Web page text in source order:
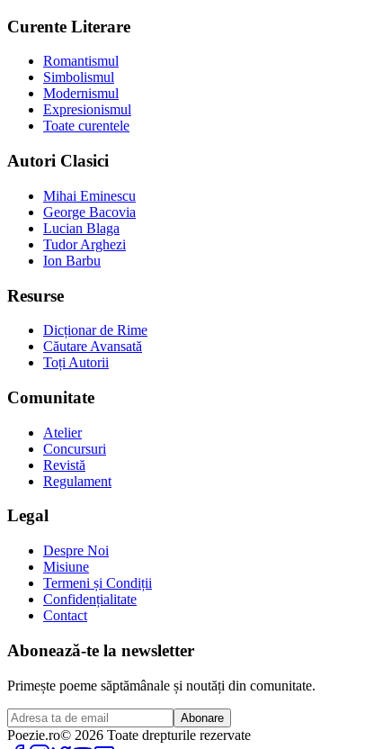
Curente Literare
Romantismul
Simbolismul
Modernismul
Expresionismul
Toate curentele
Autori Clasici
Mihai Eminescu
George Bacovia
Lucian Blaga
Tudor Arghezi
Ion Barbu
Resurse
Dicționar de Rime
Căutare Avansată
Toți Autorii
Comunitate
Atelier
Concursuri
Revistă
Regulament
Legal
Despre Noi
Misiune
Termeni și Condiții
Confidențialitate
Contact
Abonează-te la newsletter
Primește poeme săptămânale și noutăți din comunitate.
Abonare
Poezie.ro© 2026 Toate drepturile rezervate